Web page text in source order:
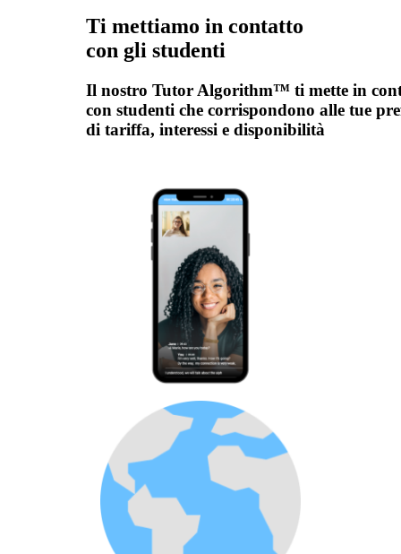
Ti mettiamo in contatto
con gli studenti
Il nostro Tutor Algorithm™ ti mette in
con studenti che corrispondono alle tue
di tariffa, interessi e disponibilità